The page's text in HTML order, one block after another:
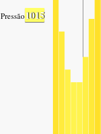
Pressão1015